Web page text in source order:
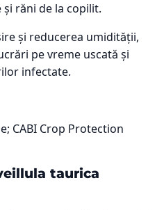
răni de la copilit.
și reducerea umidității,
pe vreme uscată și
infectate.
CABI Crop Protection
taurica